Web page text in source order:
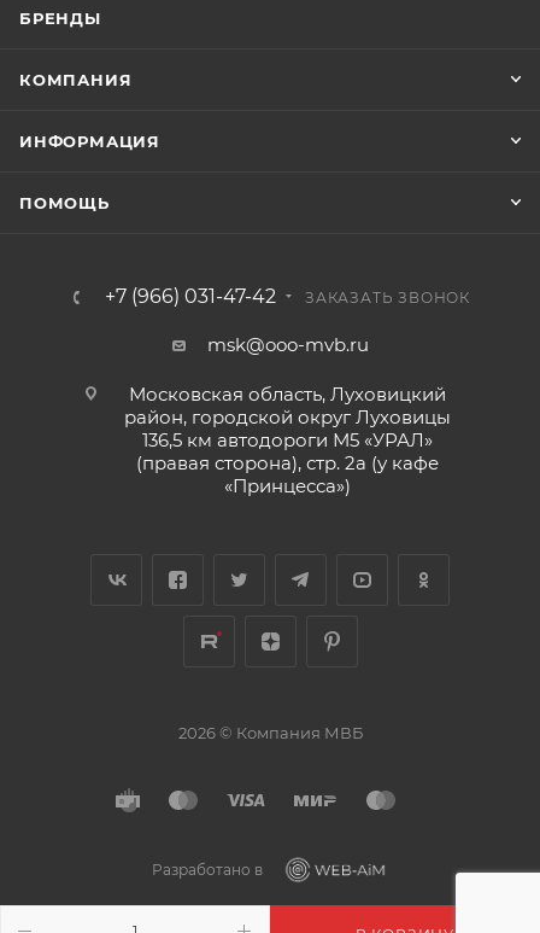
БРЕНДЫ
КОМПАНИЯ
ИНФОРМАЦИЯ
ПОМОЩЬ
+7 (966) 031-47-42 ЗАКАЗАТЬ ЗВОНОК
msk@ooo-mvb.ru
Московская область, Луховицкий
район, городской округ Луховицы
136,5 км автодороги М5 «УРАЛ»
(правая сторона), стр. 2а (у кафе
«‎Принцесса»)
2026 © Компания МВБ
Разработано в